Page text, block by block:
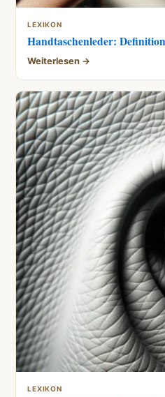
LEXIKON
Handtaschenleder:
Weiterlesen →
LEXIKON